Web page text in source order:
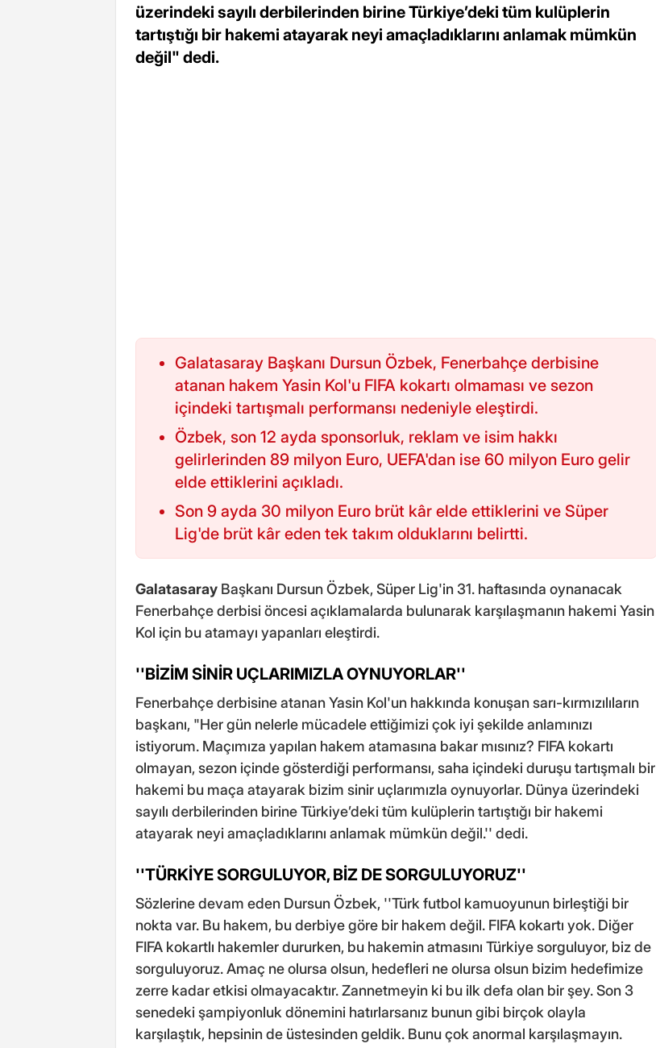
üzerindeki sayılı derbilerinden birine Türkiye’deki tüm kulüplerin
tartıştığı bir hakemi atayarak neyi amaçladıklarını anlamak mümkün
değil" dedi.
Galatasaray Başkanı Dursun Özbek, Fenerbahçe derbisine
atanan hakem Yasin Kol'u FIFA kokartı olmaması ve sezon
içindeki tartışmalı performansı nedeniyle eleştirdi.
Özbek, son 12 ayda sponsorluk, reklam ve isim hakkı
gelirlerinden 89 milyon Euro, UEFA'dan ise 60 milyon Euro gelir
elde ettiklerini açıkladı.
Son 9 ayda 30 milyon Euro brüt kâr elde ettiklerini ve Süper
Lig'de brüt kâr eden tek takım olduklarını belirtti.
Galatasaray Başkanı Dursun Özbek, Süper Lig'in 31. haftasında oynanacak
Fenerbahçe derbisi öncesi açıklamalarda bulunarak karşılaşmanın hakemi Yasin
Kol için bu atamayı yapanları eleştirdi.
''BİZİM SİNİR UÇLARIMIZLA OYNUYORLAR''
Fenerbahçe derbisine atanan Yasin Kol'un hakkında konuşan sarı-kırmızılıların
başkanı, "Her gün nelerle mücadele ettiğimizi çok iyi şekilde anlamınızı
istiyorum. Maçımıza yapılan hakem atamasına bakar mısınız? FIFA kokartı
olmayan, sezon içinde gösterdiği performansı, saha içindeki duruşu tartışmalı bir
hakemi bu maça atayarak bizim sinir uçlarımızla oynuyorlar. Dünya üzerindeki
sayılı derbilerinden birine Türkiye’deki tüm kulüplerin tartıştığı bir hakemi
atayarak neyi amaçladıklarını anlamak mümkün değil.'' dedi.
''TÜRKİYE SORGULUYOR, BİZ DE SORGULUYORUZ''
Sözlerine devam eden Dursun Özbek, ''Türk futbol kamuoyunun birleştiği bir
nokta var. Bu hakem, bu derbiye göre bir hakem değil. FIFA kokartı yok. Diğer
FIFA kokartlı hakemler dururken, bu hakemin atmasını Türkiye sorguluyor, biz de
sorguluyoruz. Amaç ne olursa olsun, hedefleri ne olursa olsun bizim hedefimize
zerre kadar etkisi olmayacaktır. Zannetmeyin ki bu ilk defa olan bir şey. Son 3
senedeki şampiyonluk dönemini hatırlarsanız bunun gibi birçok olayla
karşılaştık, hepsinin de üstesinden geldik. Bunu çok anormal karşılaşmayın.